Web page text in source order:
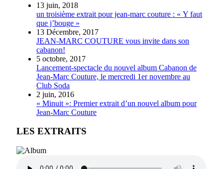
13 juin, 2018
un troisième extrait pour jean-marc couture : « Y faut
que j’bouge »
13 Décembre, 2017
JEAN-MARC COUTURE vous invite dans son
cabanon!
5 octobre, 2017
Lancement-spectacle du nouvel album Cabanon de
Jean-Marc Couture, le mercredi 1er novembre au
Club Soda
2 juin, 2016
« Minuit »: Premier extrait d’un nouvel album pour
Jean-Marc Couture
LES EXTRAITS